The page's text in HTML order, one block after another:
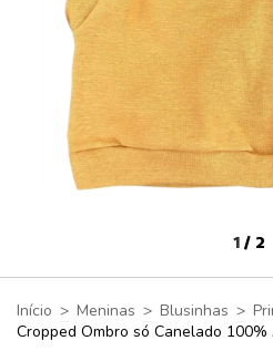
1/ 2
Início > Meninas > Blusinhas >
Cropped Ombro só Canelado